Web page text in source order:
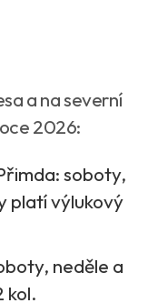
a na severní
2026:
soboty,
platí výlukový
neděle a
kol.